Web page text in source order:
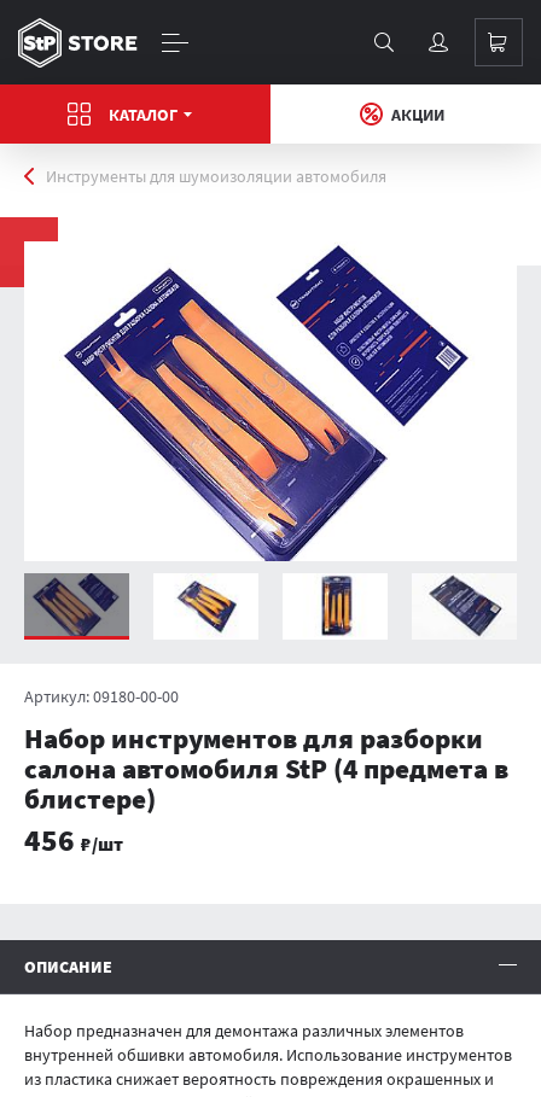
КАТАЛОГ АКЦИИ
Главная
Инструменты для шумоизоляции автомобиля
Набор инструментов для разборки
салона автомобиля StP (4 предмета в
блистере)
Артикул:09180-00-00
456 ₽/шт
Информация о продукте
ОПИСАНИЕ
Набор предназначен для демонтажа различных элементов
внутренней обшивки автомобиля. Использование инструментов
из пластика снижает вероятность повреждения окрашенных и